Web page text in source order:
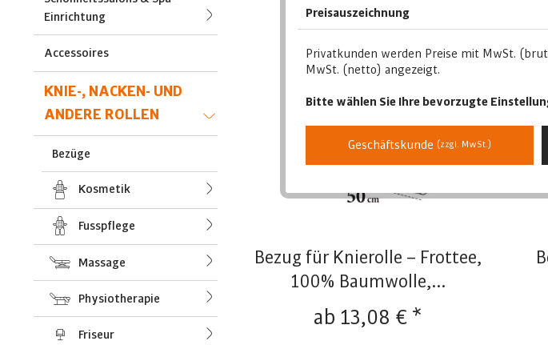
Einrichtung
Accessoires
KNIE-, NACKEN- UND
ANDERE ROLLEN
Bezüge
Kosmetik
Fusspflege
Massage
Physiotherapie
Friseur
Bezug für Knierolle – Frottee,
100% Baumwolle,...
ab 13,08 € *
Preisauszeichnung
Privatkunden werden Preise mit MwSt.
MwSt. (netto) angezeigt.
Bitte wählen Sie Ihre bevorzugte
Geschäftskunde (zzgl. MwSt.)